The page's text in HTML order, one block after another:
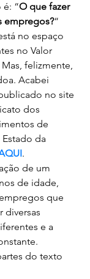
“O que fazer
empregos?“
no espaço
no Valor
Mas, felizmente,
Acabei
no site
dos
de
da
.
de um
de idade,
que
diversas
e a
do texto